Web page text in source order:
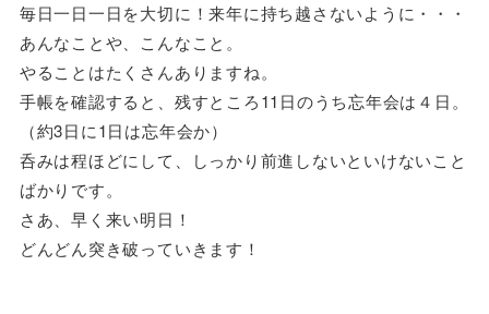
毎日一日一日を大切に！来年に持ち越さないように・・・
あんなことや、こんなこと。
やることはたくさんありますね。
手帳を確認すると、残すところ11日のうち忘年会は４日。
（約3日に1日は忘年会か）
呑みは程ほどにして、しっかり前進しないといけないこと
ばかりです。
さあ、早く来い明日！
どんどん突き破っていきます！